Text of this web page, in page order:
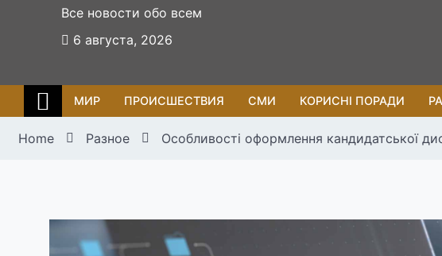
Все новости обо всем
6 августа, 2026
МИР ПРОИСШЕСТВИЯ СМИ КОРИСНІ ПОРАДИ
Home Разное Особливості оформлення кандидатської